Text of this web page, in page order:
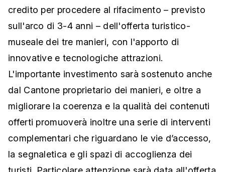
credito per procedere al rifacimento – previsto
sull'arco di 3-4 anni – dell'offerta turistico-
museale dei tre manieri, con l'apporto di
innovative e tecnologiche attrazioni.
L'importante investimento sarà sostenuto anche
dal Cantone proprietario dei manieri, e oltre a
migliorare la coerenza e la qualità dei contenuti
offerti promuoverà inoltre una serie di interventi
complementari che riguardano le vie d’accesso,
la segnaletica e gli spazi di accoglienza dei